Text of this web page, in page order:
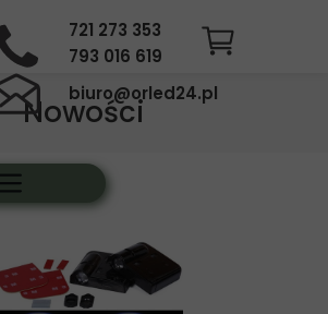
721 273 353
793 016 619
biuro@orled24.pl
Nowości